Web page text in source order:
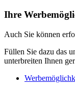
Ihre
Auch Sie können
Füllen Sie dazu das
unterbreiten Ihnen